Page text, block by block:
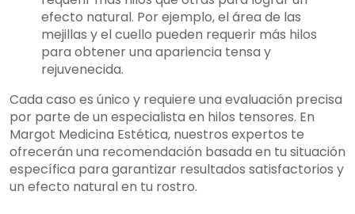
efecto natural. Por ejemplo, el área de las
mejillas y el cuello pueden requerir más hilos
para obtener una apariencia tensa y
rejuvenecida.
Cada caso es único y requiere una evaluación precisa
por parte de un especialista en hilos tensores. En
Margot Medicina Estética, nuestros expertos te
ofrecerán una recomendación basada en tu situación
específica para garantizar resultados satisfactorios y
un efecto natural en tu rostro.